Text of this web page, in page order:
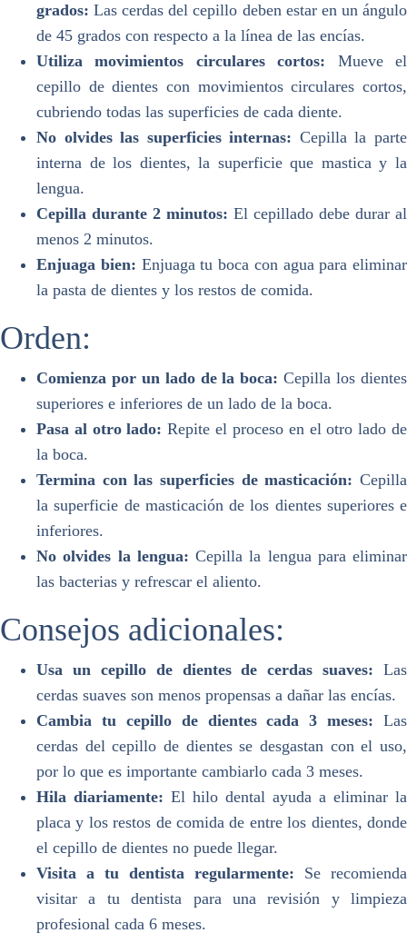
grados: Las cerdas del cepillo deben estar en un ángulo
de 45 grados con respecto a la línea de las encías.
Utiliza movimientos circulares cortos: Mueve el
cepillo de dientes con movimientos circulares cortos,
cubriendo todas las superficies de cada diente.
No olvides las superficies internas: Cepilla la parte
interna de los dientes, la superficie que mastica y la
lengua.
Cepilla durante 2 minutos: El cepillado debe durar al
menos 2 minutos.
Enjuaga bien: Enjuaga tu boca con agua para eliminar
la pasta de dientes y los restos de comida.
Orden:
Comienza por un lado de la boca: Cepilla los dientes
superiores e inferiores de un lado de la boca.
Pasa al otro lado: Repite el proceso en el otro lado de
la boca.
Termina con las superficies de masticación: Cepilla
la superficie de masticación de los dientes superiores e
inferiores.
No olvides la lengua: Cepilla la lengua para eliminar
las bacterias y refrescar el aliento.
Consejos adicionales:
Usa un cepillo de dientes de cerdas suaves: Las
cerdas suaves son menos propensas a dañar las encías.
Cambia tu cepillo de dientes cada 3 meses: Las
cerdas del cepillo de dientes se desgastan con el uso,
por lo que es importante cambiarlo cada 3 meses.
Hila diariamente: El hilo dental ayuda a eliminar la
placa y los restos de comida de entre los dientes, donde
el cepillo de dientes no puede llegar.
Visita a tu dentista regularmente: Se recomienda
visitar a tu dentista para una revisión y limpieza
profesional cada 6 meses.